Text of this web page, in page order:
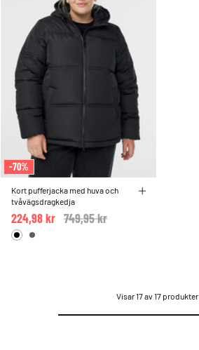
-70%
Kort pufferjacka med huva och
tvåvägsdragkedja
Price reduced from
749,95 kr
224,98 kr
Visar 17 av 17 produkter